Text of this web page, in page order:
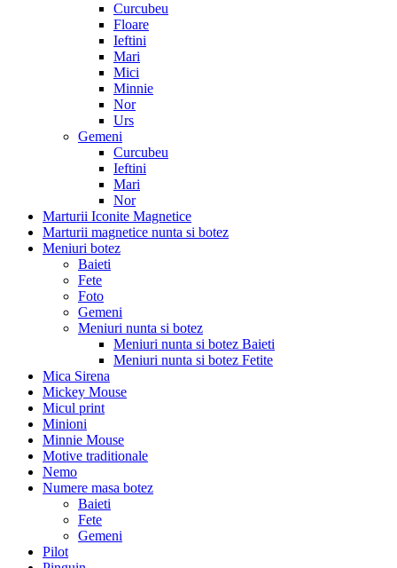
Curcubeu
Floare
Ieftini
Mari
Mici
Minnie
Nor
Urs
Gemeni
Curcubeu
Ieftini
Mari
Nor
Marturii Iconite Magnetice
Marturii magnetice nunta si botez
Meniuri botez
Baieti
Fete
Foto
Gemeni
Meniuri nunta si botez
Meniuri nunta si botez Baieti
Meniuri nunta si botez Fetite
Mica Sirena
Mickey Mouse
Micul print
Minioni
Minnie Mouse
Motive traditionale
Nemo
Numere masa botez
Baieti
Fete
Gemeni
Pilot